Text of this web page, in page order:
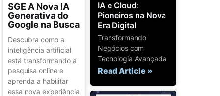
SGE A Nova IA
Generativa do
Google na Busca
Descubra como a
inteligência artificial
está transformando a
pesquisa online e
aprenda a habilitar
essa nova experiência
IA e Cloud:
Pioneiros na Nova
Era Digital
Transformando
Negócios com
Tecnologia Avançada
Read Article »